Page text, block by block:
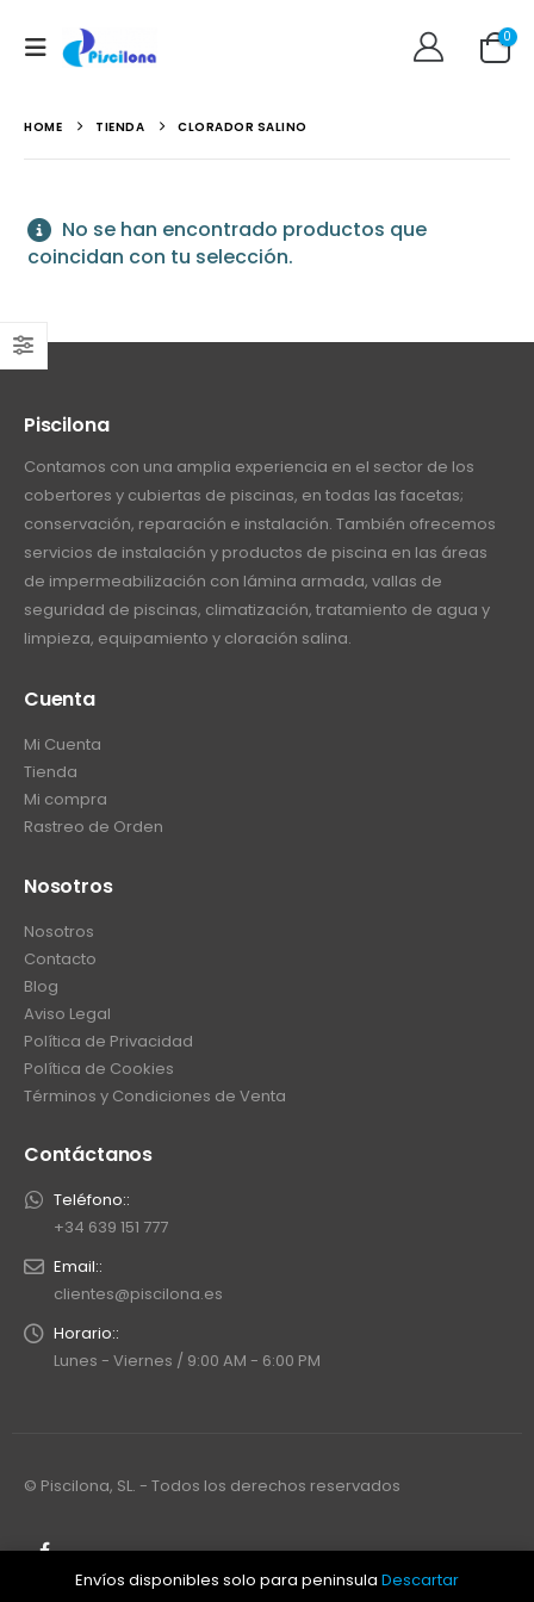
Envíos disponibles solo para peninsula Descartar
0
HOME TIENDA CLORADOR SALINO
No se han encontrado productos que
coincidan con tu selección.
Piscilona
Contamos con una amplia experiencia en el sector de los
cobertores y cubiertas de piscinas, en todas las facetas;
conservación, reparación e instalación. También ofrecemos
servicios de instalación y productos de piscina en las áreas
de impermeabilización con lámina armada, vallas de
seguridad de piscinas, climatización, tratamiento de agua y
limpieza, equipamiento y cloración salina.
Cuenta
Mi Cuenta
Tienda
Mi compra
Rastreo de Orden
Nosotros
Nosotros
Contacto
Blog
Aviso Legal
Política de Privacidad
Política de Cookies
Términos y Condiciones de Venta
Contáctanos
Teléfono::
+34 639 151 777
Email::
clientes@piscilona.es
Horario::
Lunes - Viernes / 9:00 AM - 6:00 PM
© Piscilona, SL. - Todos los derechos reservados